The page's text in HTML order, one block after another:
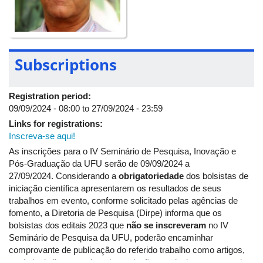
Subscriptions
Registration period:
09/09/2024 - 08:00 to 27/09/2024 - 23:59
Links for registrations:
Inscreva-se aqui!
As inscrições para o IV Seminário de Pesquisa, Inovação e
Pós-Graduação da UFU serão de 09/09/2024 a
27/09/2024. Considerando a obrigatoriedade dos bolsistas de
iniciação científica apresentarem os resultados de seus
trabalhos em evento, conforme solicitado pelas agências de
fomento, a Diretoria de Pesquisa (Dirpe) informa que os
bolsistas dos editais 2023 que não se inscreveram no IV
Seminário de Pesquisa da UFU, poderão encaminhar
comprovante de publicação do referido trabalho como artigos,